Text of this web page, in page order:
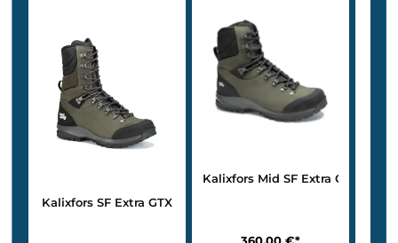
259,90 €*
Details Details
Kategorie AB in Übergröße von